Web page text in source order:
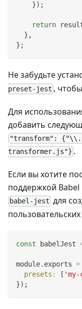
}) ;
return
} ,
} ;
Не забудьте
preset-jest ,
Для
добавить
"transform":
transformer.js"} .
Если вы хотите
поддержкой
babel-jest для
const babelJest
module. exports =
presets : [
}) ;